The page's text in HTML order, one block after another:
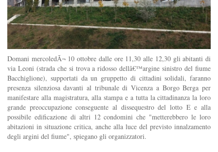
Domani mercoledÃ¬ 10 ottobre dalle ore 11,30 alle 12,30 gli abitanti di
via Leoni (strada che si trova a ridosso dellâ€™argine sinistro del fiume
Bacchiglione), supportati da un gruppetto di cittadini solidali, faranno
presenza silenziosa davanti al tribunale di Vicenza a Borgo Berga per
manifestare alla magistratura, alla stampa e a tutta la cittadinanza la loro
grande preoccupazione conseguente al dissequestro del lotto E e alla
possibile edificazione di altri 12 condomini che "metterebbero le loro
abitazioni in situazione critica, anche alla luce del previsto innalzamento
degli argini del fiume", spiegano gli organizzatori.